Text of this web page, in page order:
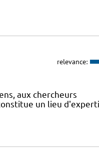
relevance:
aux chercheurs
un lieu